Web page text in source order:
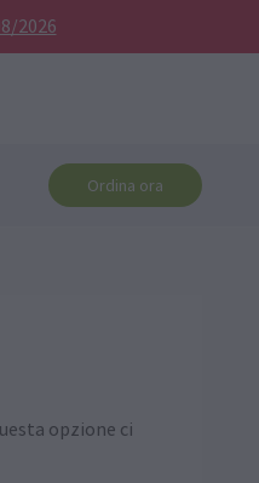
2026
Ordina ora
opzione ci